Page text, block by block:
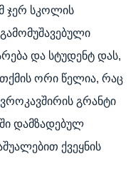
ჯერ სკოლის
და სტუდენტ დას,
ორი წელია, რაც
გრანტი
დამზადებულ
ქვეყნის